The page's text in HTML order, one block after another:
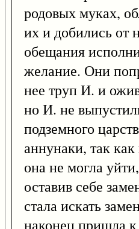
родовых муках,
их и добились от
обещания
желание. Они
нее труп И. и
но И. не
подземного
аннунаки, так как
она не могла
оставив себе
стала искать
наконец пришла